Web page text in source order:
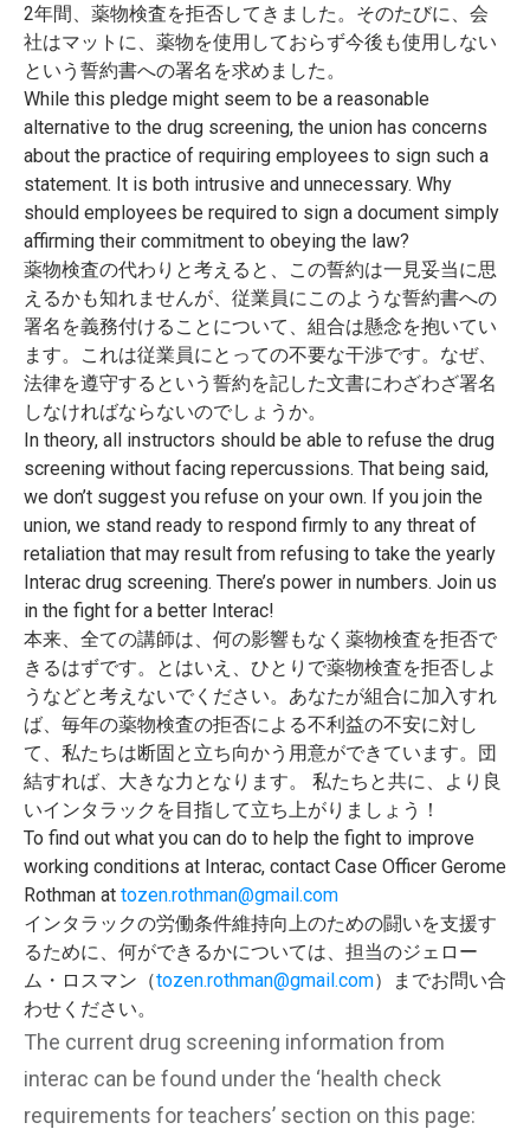
2年間、 薬物検査を拒否してきました。そのたびに、会
社はマットに、 薬物を使用しておらず今後も使用しない
という誓約書への署名を求めました。
While this pledge might seem to be a reasonable
alternative to the drug screening, the union has concerns
about the practice of requiring employees to sign such a
statement. It is both intrusive and unnecessary. Why
should employees be required to sign a document simply
affirming their commitment to obeying the law?
薬物検査の代わりと考えると、
この誓約は一見妥当に思
えるかも知れませんが、 従業員にこのような誓約書への
署名を義務付けることについて、 組合は懸念を抱いてい
ます。
これは従業員にとっての不要な干渉です。なぜ、
法律を遵守するという誓約を記した文書にわざわざ署名
しなければならないのでしょうか。
In theory, all instructors should be able to refuse the drug
screening without facing repercussions. That being said,
we don’t suggest you refuse on your own. If you join the
union, we stand ready to respond firmly to any threat of
retaliation that may result from refusing to take the yearly
Interac drug screening. There’s power in numbers. Join us
in the fight for a better Interac!
本来、全ての講師は、 何の影響もなく薬物検査を拒否で
きるはずです。とはいえ、 ひとりで薬物検査を拒否しよ
うなどと考えないでください。 あなたが組合に加入すれ
ば、 毎年の薬物検査の拒否による不利益の不安に対し
て、 私たちは断固と立ち向かう用意ができています。団
結すれば、 大きな力となります。 私たちと共に、
より良
いインタラックを目指して立ち上がりましょう！
To find out what you can do to help the fight to improve
working conditions at Interac, contact Case Officer Gerome
Rothman at tozen.rothman@gmail.com
インタラックの労働条件維持向上のための闘いを支援す
るために、 何ができるかについては、担当のジェロー
ム・ロスマン（tozen.rothman@gmail.com）
までお問い合
わせください。
The current drug screening information from
interac can be found under the ‘health check
requirements for teachers’ section on this page: